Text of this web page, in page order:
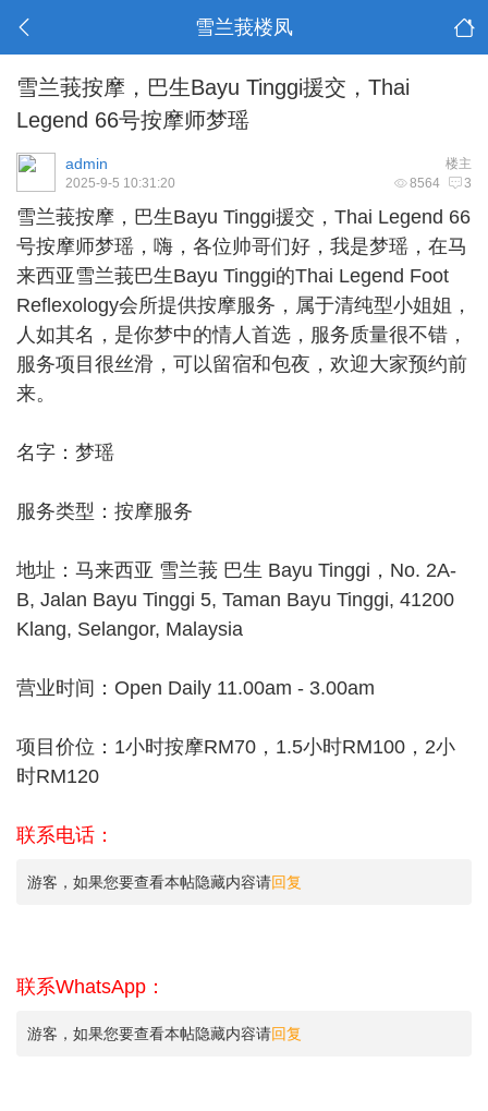
雪兰莪楼凤
雪兰莪按摩，巴生Bayu Tinggi援交，Thai
Legend 66号按摩师梦瑶
楼主
admin
8564 3
2025-9-5 10:31:20
雪兰莪按摩 ，巴生Bayu Tinggi援交，Thai Legend 66
号按摩师梦瑶，嗨，各位帅哥们好，我是梦瑶，在马
来西亚雪兰莪巴生Bayu Tinggi的Thai Legend Foot
Reflexology会所提供按摩服务，属于清纯型小姐姐，
人如其名，是你梦中的情人首选，服务质量很不错，
服务项目很丝滑，可以留宿和包夜，欢迎大家预约前
来。
名字：梦瑶
服务类型：按摩服务
地址：马来西亚 雪兰莪 巴生 Bayu Tinggi，No. 2A-
B, Jalan Bayu Tinggi 5, Taman Bayu Tinggi, 41200
Klang, Selangor, Malaysia
营业时间：Open Daily 11.00am - 3.00am
项目价位：1小时按摩RM70，1.5小时RM100，2小
时RM120
联系电话：
游客，如果您要查看本帖隐藏内容请回复
联系WhatsApp：
游客，如果您要查看本帖隐藏内容请回复